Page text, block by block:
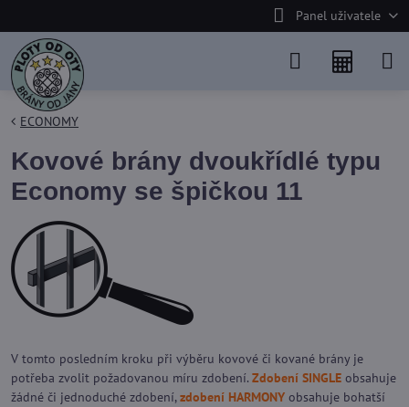
Panel uživatele
ECONOMY
Kovové brány dvoukřídlé typu
Economy se špičkou 11
V tomto posledním kroku při výběru kovové či kované brány je
potřeba zvolit požadovanou míru zdobení. Zdobení SINGLE obsahuje
žádné či jednoduché zdobení,zdobení HARMONY obsahuje bohatší